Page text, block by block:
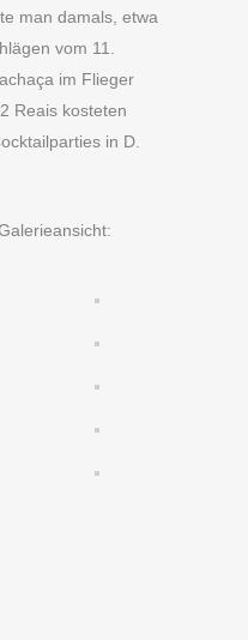
man damals, etwa
vom 11.
im Flieger
Reais kosteten
in D.